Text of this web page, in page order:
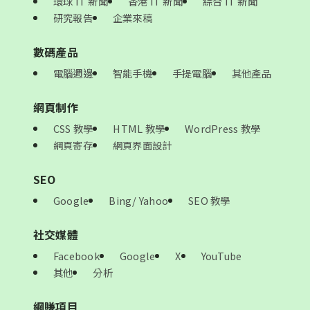
研究報告
企業來稿
數碼產品
電腦週邊 智能手機 手提電腦 其他產品
網頁制作
CSS 教學 HTML 教學
WordPress 教學
網頁寄存
網頁界面設計
SEO
Google Bing/ Yahoo SEO 教學
社交媒體
Facebook Google X
YouTube
其他
分析
網賺項目